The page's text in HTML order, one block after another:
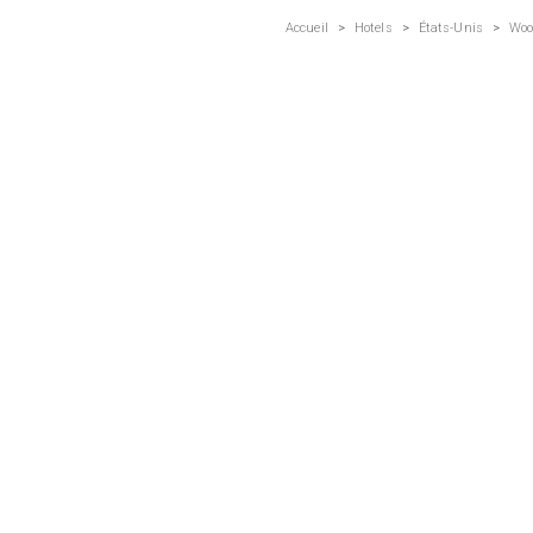
Accueil > Hotels > États-Unis >